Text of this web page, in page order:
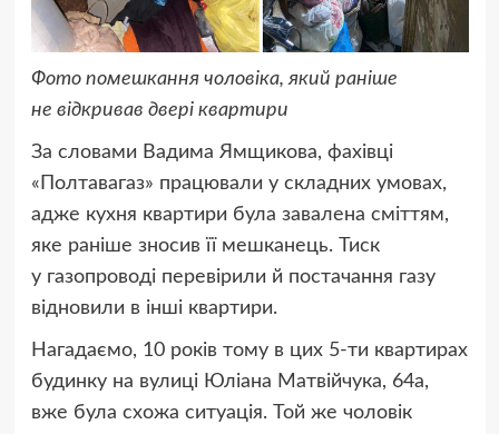
Фото помешкання чоловіка, який раніше
не відкривав двері квартири
За словами Вадима Ямщикова, фахівці
«Полтавагаз» працювали у складних умовах,
адже кухня квартири була завалена сміттям,
яке раніше зносив її мешканець. Тиск
у газопроводі перевірили й постачання газу
відновили в інші квартири.
Нагадаємо, 10 років тому в цих 5-ти квартирах
будинку на вулиці Юліана Матвійчука, 64а,
вже була схожа ситуація. Той же чоловік